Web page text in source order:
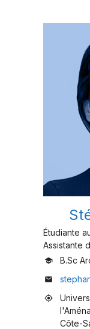
Étudiante
Assistante
school B.Sc
mail
my_location
Côte-